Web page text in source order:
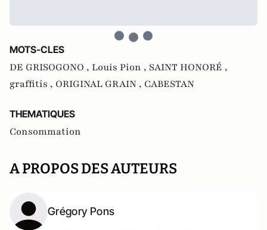
MOTS-CLES
DE GRISOGONO , Louis Pion , SAINT HONORÉ ,
graffitis , ORIGINAL GRAIN , CABESTAN
THEMATIQUES
Consommation
A PROPOS DES AUTEURS
Grégory Pons